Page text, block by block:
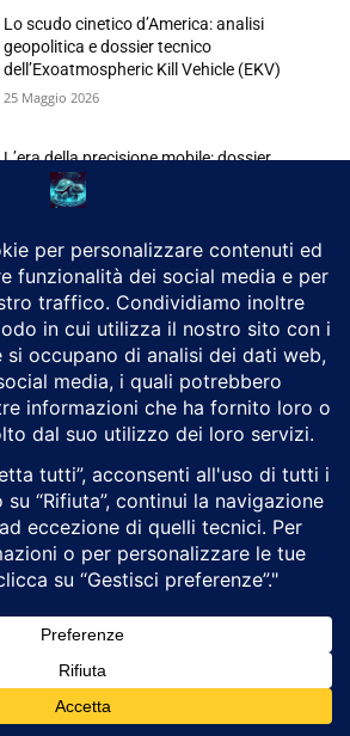
Lo scudo cinetico d’America: analisi
geopolitica e dossier tecnico
dell’Exoatmospheric Kill Vehicle (EKV)
25 Maggio 2026
L’era della precisione mobile: dossier
strategico e tecnico sul sistema M142
HIMARS
giuridica che ha aperto la
migratoria senza